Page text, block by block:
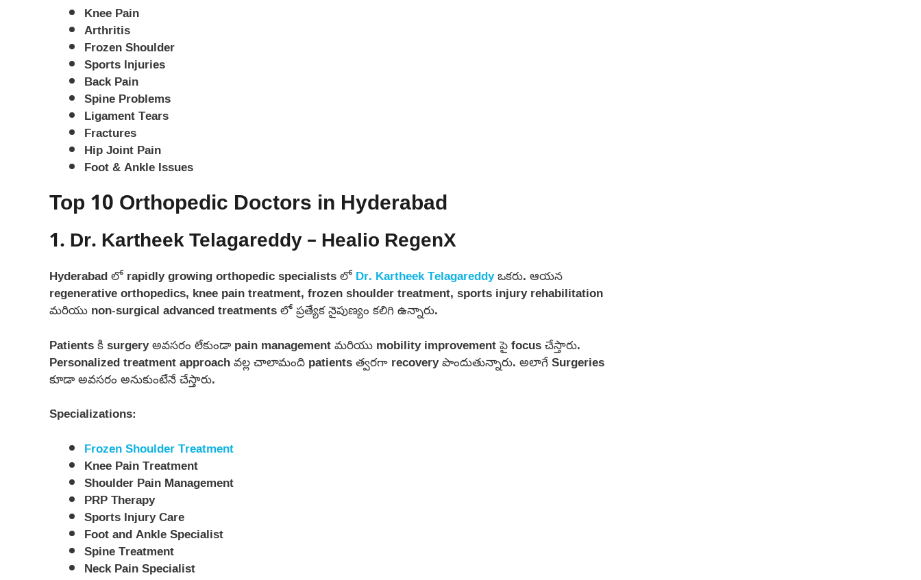
Knee Pain
Arthritis
Frozen Shoulder
Sports Injuries
Back Pain
Spine Problems
Ligament Tears
Fractures
Hip Joint Pain
Foot & Ankle Issues
Top 10 Orthopedic Doctors in Hyderabad
1. Dr. Kartheek Telagareddy – Healio RegenX
Hyderabad లో rapidly growing orthopedic specialists లోDr. Kartheek Telagareddyఒకరు. ఆయన
regenerative orthopedics, knee pain treatment, frozen shoulder treatment, sports injury rehabilitation
మరియు non-surgical advanced treatments లో ప్రత్యేక నైపుణ్యం కలిగి ఉన్నారు.
Patients కి surgery అవసరం లేకుండా pain management మరియు mobility improvement పై focus చేస్తారు.
Personalized treatment approach వల్ల చాలామంది patients త్వరగా recovery పొందుతున్నారు. అలాగే Surgeries
కూడా అవసరం అనుకుంటేనే చేస్తారు.
Specializations:
Frozen Shoulder Treatment
Knee Pain Treatment
Shoulder Pain Management
PRP Therapy
Sports Injury Care
Foot and Ankle Specialist
Spine Treatment
Neck Pain Specialist